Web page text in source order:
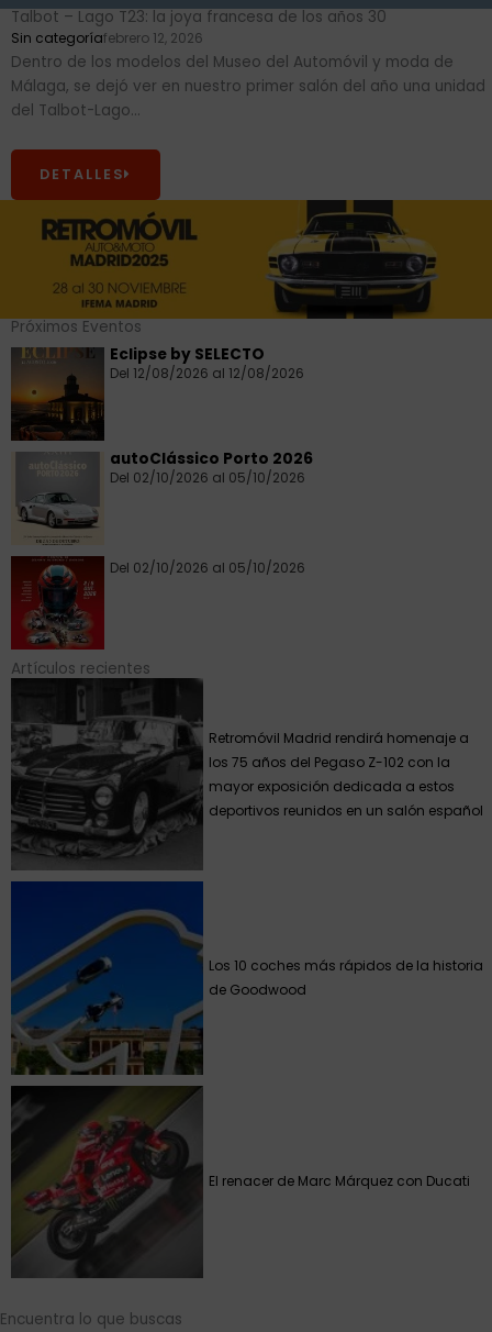
Talbot – Lago T23: la joya francesa de los años 30
Sin categoríafebrero 12, 2026
Dentro de los modelos del Museo del Automóvil y moda de
Málaga, se dejó ver en nuestro primer salón del año una unidad
del Talbot-Lago...
DETALLES
Próximos Eventos
Eclipse by SELECTO
Del 12/08/2026 al 12/08/2026
autoClássico Porto 2026
Del 02/10/2026 al 05/10/2026
Del 02/10/2026 al 05/10/2026
Artículos recientes
Retromóvil Madrid rendirá homenaje a
los 75 años del Pegaso Z-102 con la
mayor exposición dedicada a estos
deportivos reunidos en un salón español
Los 10 coches más rápidos de la historia
de Goodwood
El renacer de Marc Márquez con Ducati
Encuentra lo que buscas